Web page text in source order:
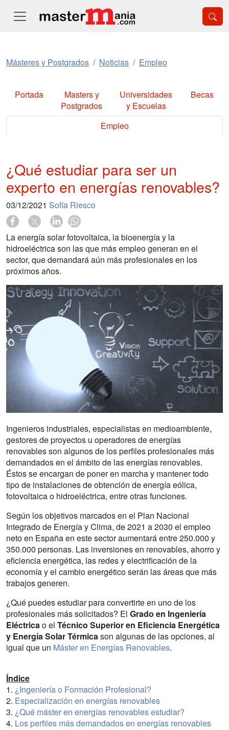
Másteres y Postgrados Noticias Empleo
Portada
Masters y
Postgrados
Universidades
y Escuelas
Becas
Empleo
¿Qué estudiar para ser un
experto en energías renovables?
03/12/2021 Sofía Riesco
La energía solar fotovoltaica, la bioenergía y la
hidroeléctrica son las que más empleo generan en el
sector, que demandará aún más profesionales en los
próximos años.
Ingenieros industriales, especialistas en medioambiente,
gestores de proyectos u operadores de energías
renovables son algunos de los perfiles profesionales más
demandados en el ámbito de las energías renovables.
Éstos se encargan de poner en marcha y mantener todo
tipo de instalaciones de obtención de energía eólica,
fotovoltaica o hidroeléctrica, entre otras funciones.
Según los objetivos marcados en el Plan Nacional
Integrado de Energía y Clima, de 2021 a 2030 el empleo
neto en España en este sector aumentará entre 250.000 y
350.000 personas. Las inversiones en renovables, ahorro y
eficiencia energética, las redes y electrificación de la
economía y el cambio energético serán las áreas que más
trabajos generen.
¿Qué puedes estudiar para convertirte en uno de los
profesionales más solicitados? El Grado en Ingeniería
Eléctricao el Técnico Superior en Eficiencia Energética
y Energía Solar Térmicason algunas de las opciones, al
igual que un Máster en Energías Renovables.
Índice
1. ¿Ingeniería o Formación Profesional?
2. Especialización en energías renovables
3. ¿Qué máster en energías renovables estudiar?
4. Los perfiles más demandados en energías renovables